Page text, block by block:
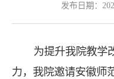
发布日期：
为提升我院教学
力，我院邀请安徽师